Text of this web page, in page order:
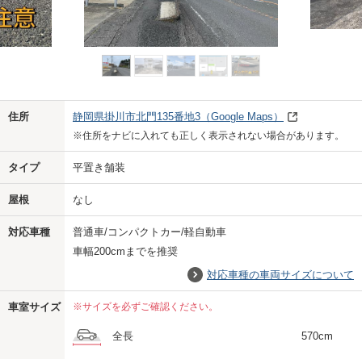
Previo
住所 静岡県掛川市北門135番地3 （Google Maps）
※住所をナビに入れても正しく表示されない場合があります。
タイプ 平置き舗装
屋根 なし
対応車種
普通車/コンパクトカー/軽自動車
車幅200cmまでを推奨
対応車種の車両サイズについて
車室サイズ ※サイズを必ずご確認ください。
全長 570cm